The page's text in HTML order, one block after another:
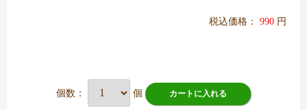
税込価格： 990 円
個数： 個 カートに入れる